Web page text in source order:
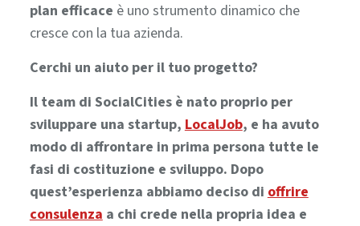
plan efficace è uno strumento dinamico che
cresce con la tua azienda.
Cerchi un aiuto per il tuo progetto?
Il team di SocialCities è nato proprio per
sviluppare una startup,LocalJob, e ha avuto
modo di affrontare in prima persona tutte le
fasi di costituzione e sviluppo. Dopo
quest’esperienza abbiamo deciso dioffrire
consulenzaa chi crede nella propria idea e